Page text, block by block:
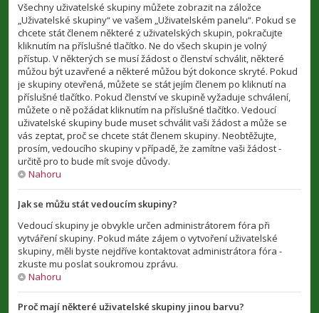
Všechny uživatelské skupiny můžete zobrazit na záložce
„Uživatelské skupiny“ ve vašem „Uživatelském panelu“. Pokud se
chcete stát členem některé z uživatelských skupin, pokračujte
kliknutím na příslušné tlačítko. Ne do všech skupin je volný
přístup. V některých se musí žádost o členství schválit, některé
můžou být uzavřené a některé můžou být dokonce skryté. Pokud
je skupiny otevřená, můžete se stát jejím členem po kliknutí na
příslušné tlačítko. Pokud členství ve skupině vyžaduje schválení,
můžete o ně požádat kliknutím na příslušné tlačítko. Vedoucí
uživatelské skupiny bude muset schválit vaši žádost a může se
vás zeptat, proč se chcete stát členem skupiny. Neobtěžujte,
prosím, vedoucího skupiny v případě, že zamítne vaši žádost -
určitě pro to bude mít svoje důvody.
Nahoru
Jak se můžu stát vedoucím skupiny?
Vedoucí skupiny je obvykle určen administrátorem fóra při
vytváření skupiny. Pokud máte zájem o vytvoření uživatelské
skupiny, měli byste nejdříve kontaktovat administrátora fóra -
zkuste mu poslat soukromou zprávu.
Nahoru
Proč mají některé uživatelské skupiny jinou barvu?